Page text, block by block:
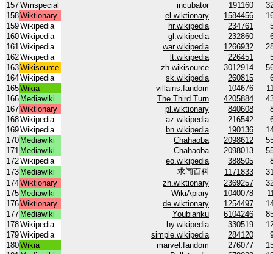
157Wmspecial incubator 191160
158Wiktionary el.wiktionary 1584456
159Wikipedia hr.wikipedia 234761
160Wikipedia gl.wikipedia 232860
161Wikipedia war.wikipedia 1266932
162Wikipedia lt.wikipedia 226451
163Wikisource zh.wikisource 3012914
164Wikipedia sk.wikipedia 260815
165Wikia villains.fandom 104676
166 Mediawiki The Third Turn 4205884
167Wiktionary pl.wiktionary 840608
168Wikipedia az.wikipedia 216542
169Wikipedia bn.wikipedia 190136
170 Mediawiki Chahaoba 2098612
171 Mediawiki Chahaoba 2098013
172Wikipedia eo.wikipedia 388505
173 Mediawiki 求闻百科 1171833
174Wiktionary zh.wiktionary 2369257
175 Mediawiki WikiApiary 1040078
176Wiktionary de.wiktionary 1254497
177 Mediawiki Youbianku 6104246
178Wikipedia hy.wikipedia 330519
179Wikipedia simple.wikipedia 284120
180Wikia marvel.fandom 276077